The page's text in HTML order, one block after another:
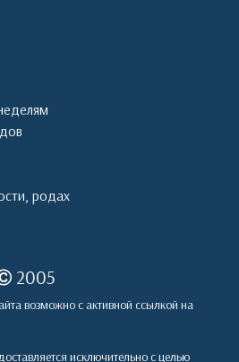
родах
2005
возможно с активной ссылкой на
исключительно с целью